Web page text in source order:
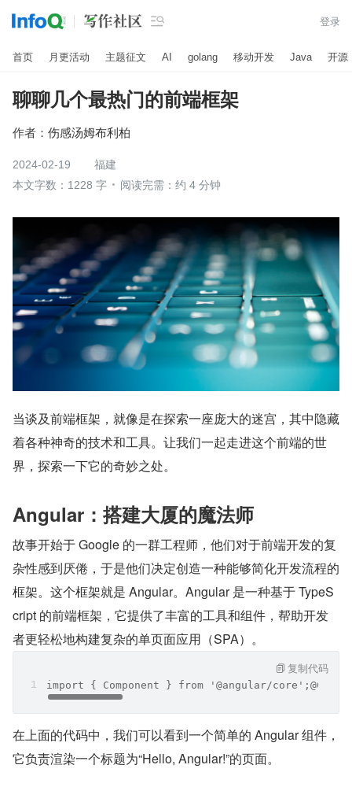
 登录
首页 月更活动 主题征文 AI golang 移动开发 Java 开源
聊聊几个最热门的前端框架
作者： 伤感汤姆布利柏
2024-02-19
福建
本文字数：1228 字
阅读完需：约 4 分钟
当谈及前端框架，就像是在探索一座庞大的迷宫，其中隐藏
着各种神奇的技术和工具。让我们一起走进这个前端的世
界，探索一下它的奇妙之处。
Angular：搭建大厦的魔法师
故事开始于 Google 的一群工程师，他们对于前端开发的复
杂性感到厌倦，于是他们决定创造一种能够简化开发流程的
框架。这个框架就是 Angular。Angular 是一种基于 TypeS
cript 的前端框架，它提供了丰富的工具和组件，帮助开发
者更轻松地构建复杂的单页面应用（SPA）。
import { Component } from '@angular/
复制代码
在上面的代码中，我们可以看到一个简单的 Angular 组件，
它负责渲染一个标题为“Hello, Angular!”的页面。